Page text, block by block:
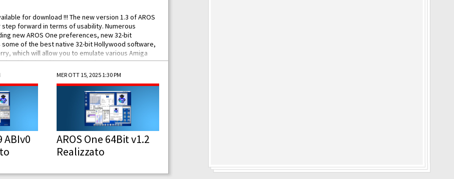
for download !!! The new version 1.3 of AROS
forward in terms of usability. Numerous
new AROS One preferences, new 32-bit
of the best native 32-bit Hollywood software,
which will allow you to emulate various Amiga
Functionalities: Improved...
ABIv0
MER OTT 15, 2025 1:30 PM
AROS One 64Bit v1.2
Realizzato